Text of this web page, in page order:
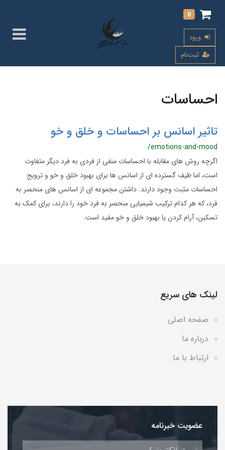
0
ورود
ثبت‌نام
احساسات
تاثیر اسانس بر احساسات و خلق و خو
/emotions-and-mood
اگرچه روش های مقابله با احساسات منفی از فردی به فرد دیگر متفاوت
است، اما طیف گسترده ای از اسانس ها برای بهبود خلق و خو و ترویج
احساسات مثبت وجود دارند. داشتن مجموعه ای از اسانس های منحصر به
فرد، که هر کدام ترکیب شیمیایی منحصر به فرد خود را دارند، برای کمک به
تسکین، آرام کردن یا بهبود خلق و خو مفید است.
لینک های سریع
صفحه اصلی
درباره ما
ارتباط با ما
عضویت خبرنامه